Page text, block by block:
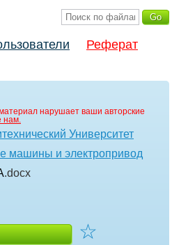
Реферат
нарушает ваши авторские
нам.
Университет
машины и электропривод
.docx
☆